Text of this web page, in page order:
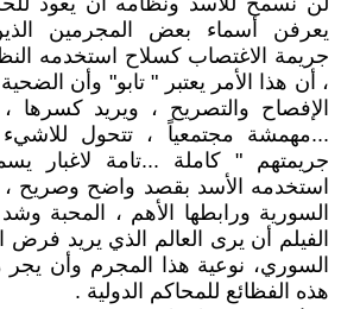
يعرفن أسماء بعض المجرمين
جريمة الاغتصاب كسلاح استخدمه
، أن هذا الأمر يعتبر " تابو" وأن
الإفصاح والتصريح ، ويريد كسرها
...مهمشة مجتمعياً ، تتحول
جريمتهم " كاملة ...تامة لاغبار
استخدمه الأسد بقصد واضح وصريح ،
السورية ورابطها الأهم ، المحبة وشد
الفيلم أن يرى العالم الذي يريد
السوري، نوعية هذا المجرم وأن
هذه الفظائع للمحاكم الدولية .